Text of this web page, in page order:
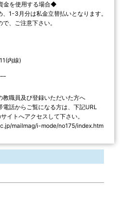
金を使用する場合◆
1-3月分は私金立替払いとなります。
、ご注意下さい。
内線)
教職員及び登録いただいた方へ
電話からご覧になる方は、下記URL
イトへアクセスして下さい。
mailmag/i-mode/no175/index.htm